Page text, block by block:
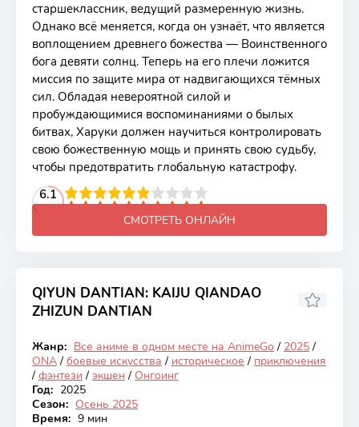
старшеклассник, ведущий размеренную жизнь.
Однако всё меняется, когда он узнаёт, что является
воплощением древнего божества — Воинственного
бога девяти солнц. Теперь на его плечи ложится
миссия по защите мира от надвигающихся тёмных
сил. Обладая невероятной силой и
пробуждающимися воспоминаниями о былых
битвах, Харуки должен научиться контролировать
свою божественную мощь и принять свою судьбу,
чтобы предотвратить глобальную катастрофу.
6.1
4 5 6 7 8 9 10
СМОТРЕТЬ ОНЛАЙН
QIYUN DANTIAN: KAIJU QIANDAO
ZHIZUN DANTIAN
Онгоинг
Жанр: Все аниме в одном месте на AnimeGo / 2025 /
ONA / боевые искусства / историческое / приключения
/ фэнтези / экшен / Онгоинг
Год: 2025
Сезон: Осень 2025
Время: 9 мин